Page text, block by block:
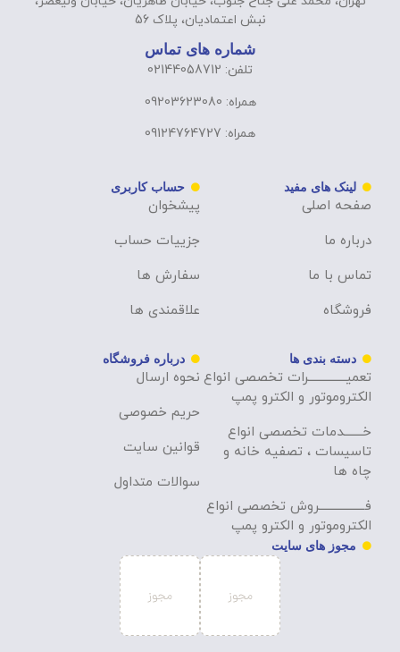
نبش اعتمادیان، پلاک 56
شماره های تماس
تلفن: 02144058712
همراه: 09203623080
همراه: 09124764727
لینک های مفید
صفحه اصلی
درباره ما
تماس با ما
فروشگاه
حساب کاربری
پیشخوان
جزییات حساب
سفارش ها
علاقمندی ها
دسته بندی ها
تعمیــــــــــــــرات تخصصی انواع
الکتروموتور و الکترو پمپ
خـــــــدمات تخصصی انواع
تاسیسات ، تصفیه خانه و
چاه ها
فـــــــــــــــــروش تخصصی انواع
الکتروموتور و الکترو پمپ
درباره فروشگاه
نحوه ارسال
حریم خصوصی
قوانین سایت
سوالات متداول
مجوز های سایت